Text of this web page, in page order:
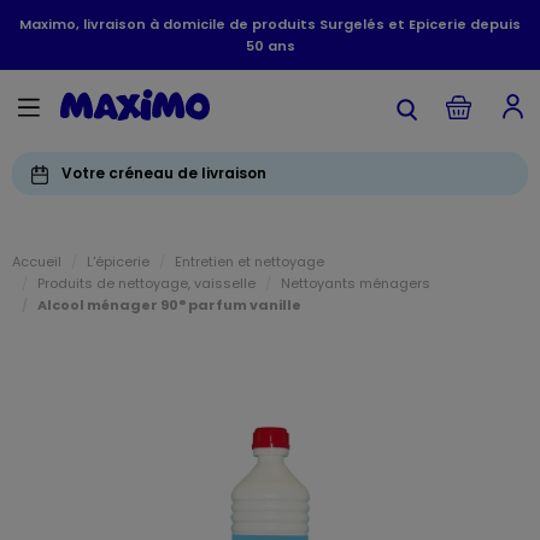
Maximo, livraison à domicile de produits Surgelés et Epicerie depuis
50 ans
Votre créneau de livraison
Accueil L'épicerie
Entretien et nettoyage
Produits de nettoyage, vaisselle
Nettoyants ménagers
Alcool ménager 90° parfum vanille